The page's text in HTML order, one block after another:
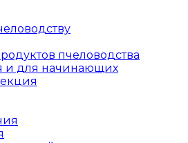
пчеловодства
и для начинающих